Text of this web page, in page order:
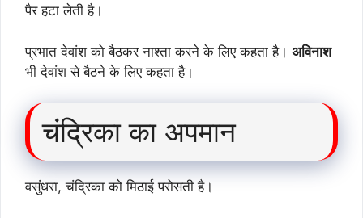
पैर हटा लेती है।
प्रभात देवांश को बैठकर नाश्ता करने के लिए कहता है। अविनाश
भी देवांश से बैठने के लिए कहता है।
चंद्रिका का अपमान
वसुंधरा, चंद्रिका को मिठाई परोसती है।